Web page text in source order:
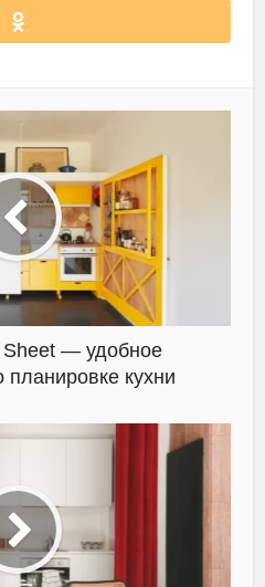
Sheet — удобное
планировке кухни